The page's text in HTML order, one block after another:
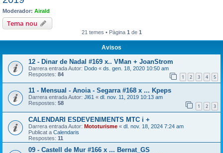
Moderador: Airald
Tema nou
21 temes • Pàgina 1 de 1
Avisos
12 - Dinar de Nadal #169 x.. VMan + JoanStrom
Darrera entrada Autor: Dodo « ds. gen. 18, 2020 10:50 am
Respostes: 84 1 2 3 4 5
11 - Mensual - Anoia - Segarra #168 x ... Kpeps
Darrera entrada Autor: Jl61 « dl. nov. 11, 2019 10:13 am
Respostes: 58 1 2 3
CALENDARI ESDEVENIMENTS MTC i +
Darrera entrada Autor: Mototurisme « dl. nov. 18, 2024 7:24 am
Publicat a Calendaris
Respostes: 11
09 - Castell de Mur #166 x ... Bernat_GS